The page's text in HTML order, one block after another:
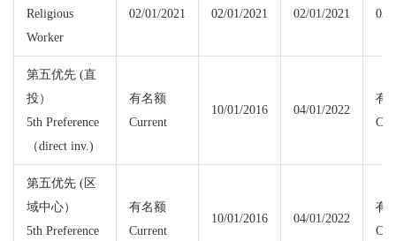
Religious
Worker
02/01/2021 02/01/2021 02/01/2021 02/
第五优先 (直
投）
5th Preference
（direct inv.)
有名额
Current
10/01/2016 04/01/2022
有
第五优先 (区
域中心）
5th Preference
有名额
Current
10/01/2016 04/01/2022
有